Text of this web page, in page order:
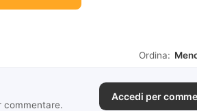
Ordina:
commentare.
Accedi per